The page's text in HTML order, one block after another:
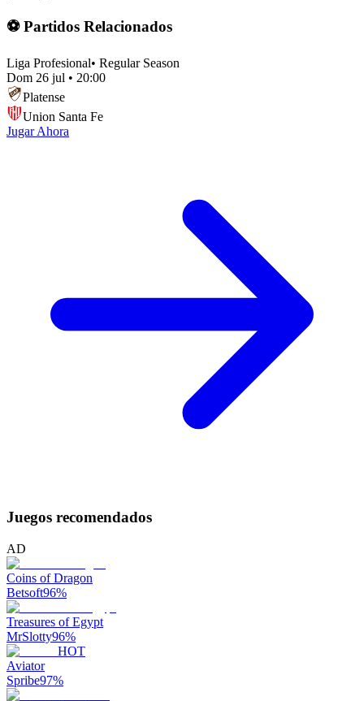
⚽ Partidos Relacionados
Liga Profesional• Regular Season
Dom 26 jul • 20:00
Platense
Union Santa Fe
Jugar Ahora
Juegos recomendados
AD
Coins of Dragon
Betsoft96%
Treasures of Egypt
MrSlotty96%
HOT
Aviator
Spribe97%